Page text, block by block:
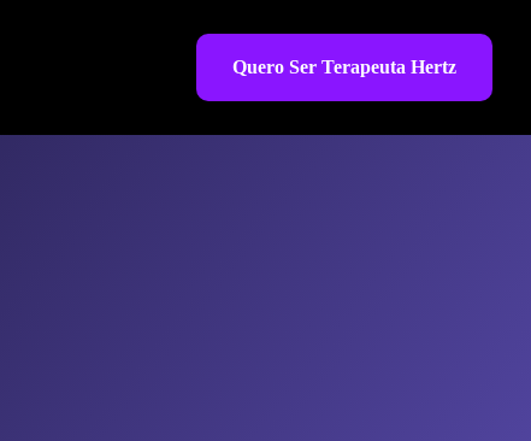
Quero Ser Terapeuta Hertz